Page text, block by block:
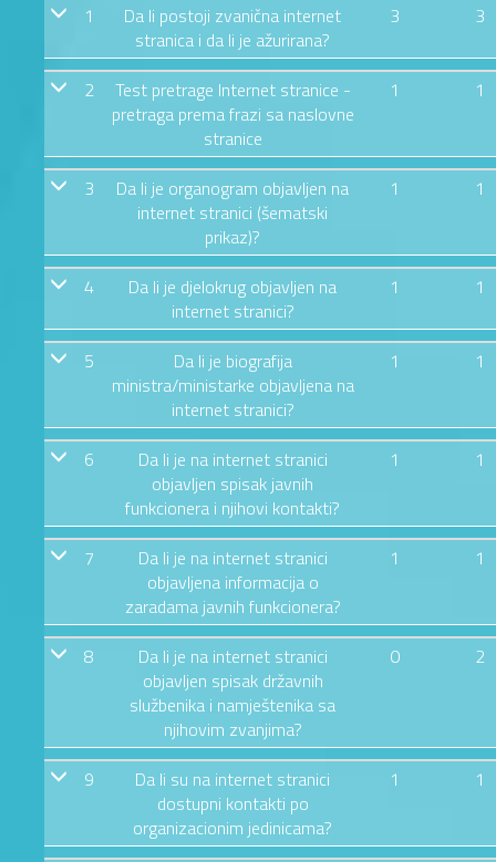
1
Da li postoji zvanična internet
stranica i da li je ažurirana?
3 3
2
Test pretrage Internet stranice -
pretraga prema frazi sa naslovne
stranice
1 1
3
Da li je organogram objavljen na
internet stranici (šematski
prikaz)?
1 1
4
Da li je djelokrug objavljen na
internet stranici?
1 1
5
Da li je biografija
ministra/ministarke objavljena na
internet stranici?
1 1
6
Da li je na internet stranici
objavljen spisak javnih
funkcionera i njihovi kontakti?
1 1
7
Da li je na internet stranici
objavljena informacija o
zaradama javnih funkcionera?
1 1
8
Da li je na internet stranici
objavljen spisak državnih
službenika i namještenika sa
njihovim zvanjima?
0 2
9
Da li su na internet stranici
dostupni kontakti po
organizacionim jedinicama?
1 1